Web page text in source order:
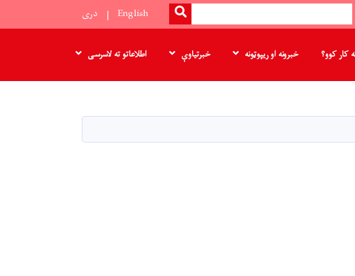
SEARCH
English دری
کار کوو؟ خبرونه او ریپوټونه خبرتیاوې اطلاعاتو ته لاسرسی